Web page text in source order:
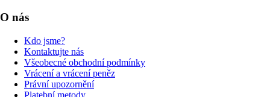
O nás
Kdo jsme?
Kontaktujte nás
Všeobecné obchodní podmínky
Vrácení a vrácení peněz
Právní upozornění
Platební metody